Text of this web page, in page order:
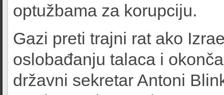
optužbama za korupciju.
Gazi preti trajni rat ako
oslobađanju talaca i
državni sekretar Antoni